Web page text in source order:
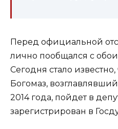
Перед официальной
лично пообщался с
Сегодня стало
Богомаз,
2014 года, пойдет в
зарегистрирован в